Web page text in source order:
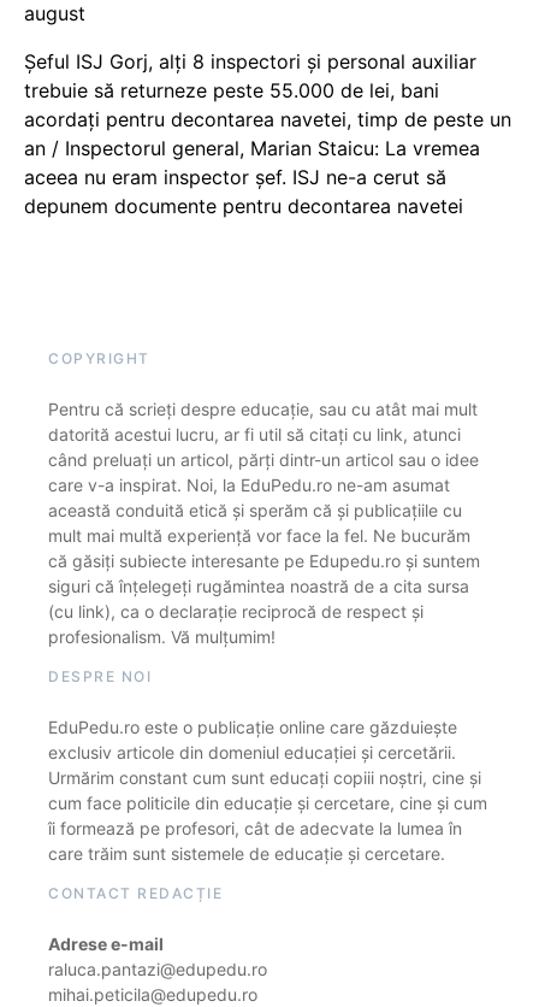
august
Șeful ISJ Gorj, alți 8 inspectori și personal auxiliar
trebuie să returneze peste 55.000 de lei, bani
acordați pentru decontarea navetei, timp de peste un
an / Inspectorul general, Marian Staicu: La vremea
aceea nu eram inspector șef. ISJ ne-a cerut să
depunem documente pentru decontarea navetei
COPYRIGHT
Pentru că scrieți despre educație, sau cu atât mai mult
datorită acestui lucru, ar fi util să citați cu link, atunci
când preluați un articol, părți dintr-un articol sau o idee
care v-a inspirat. Noi, la EduPedu.ro ne-am asumat
această conduită etică și sperăm că și publicațiile cu
mult mai multă experiență vor face la fel. Ne bucurăm
că găsiți subiecte interesante pe Edupedu.ro și suntem
siguri că înțelegeți rugămintea noastră de a cita sursa
(cu link), ca o declarație reciprocă de respect și
profesionalism. Vă mulțumim!
DESPRE NOI
EduPedu.ro este o publicație online care găzduiește
exclusiv articole din domeniul educației și cercetării.
Urmărim constant cum sunt educați copiii noștri, cine și
cum face politicile din educație și cercetare, cine și cum
îi formează pe profesori, cât de adecvate la lumea în
care trăim sunt sistemele de educație și cercetare.
CONTACT REDACȚIE
Adrese e-mail
raluca.pantazi@edupedu.ro
mihai.peticila@edupedu.ro